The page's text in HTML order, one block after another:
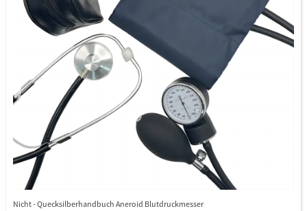
Nicht - Quecksilberhandbuch Aneroid Blutdruckmesser